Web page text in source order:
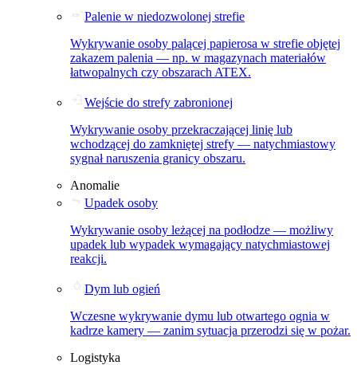
Palenie w niedozwolonej strefie
Wykrywanie osoby palącej papierosa w strefie objętej
zakazem palenia — np. w magazynach materiałów
łatwopalnych czy obszarach ATEX.
Wejście do strefy zabronionej
Wykrywanie osoby przekraczającej linię lub
wchodzącej do zamkniętej strefy — natychmiastowy
sygnał naruszenia granicy obszaru.
Anomalie
Upadek osoby
Wykrywanie osoby leżącej na podłodze — możliwy
upadek lub wypadek wymagający natychmiastowej
reakcji.
Dym lub ogień
Wczesne wykrywanie dymu lub otwartego ognia w
kadrze kamery — zanim sytuacja przerodzi się w pożar.
Logistyka